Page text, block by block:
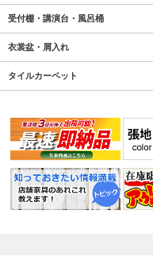
受付棚・講演台・風呂桶
衣裳盆・屑入れ
タイルカーペット